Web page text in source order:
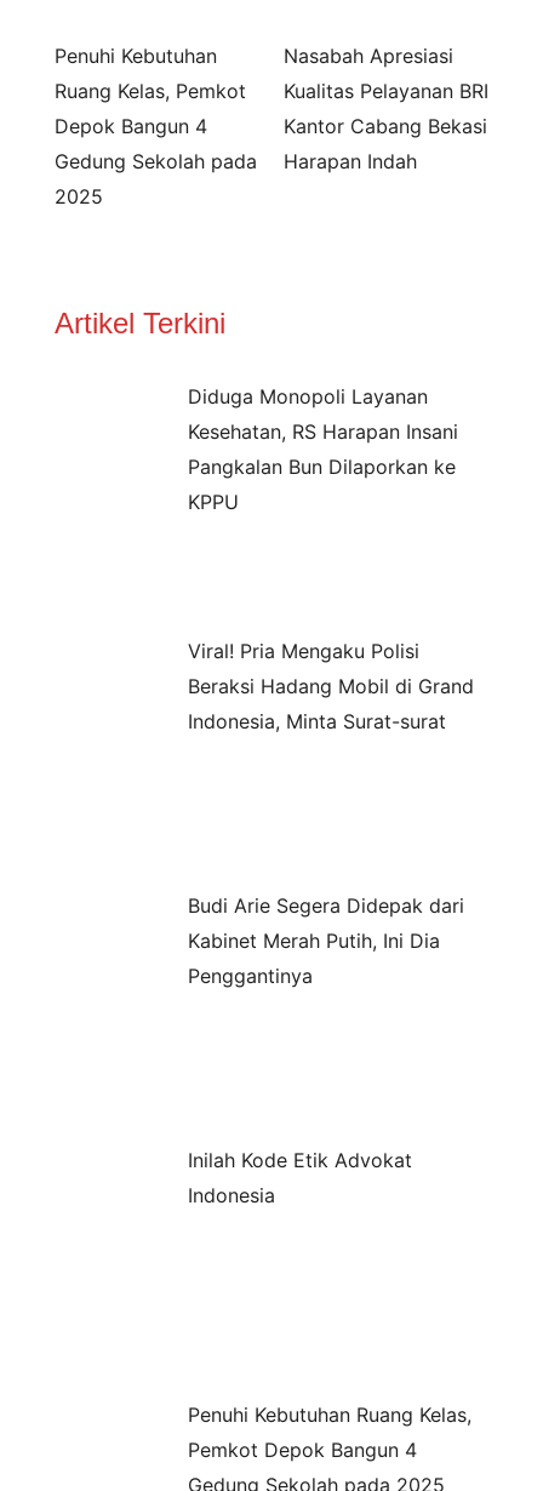
Penuhi Kebutuhan
Ruang Kelas, Pemkot
Depok Bangun 4
Gedung Sekolah pada
2025
Nasabah Apresiasi
Kualitas Pelayanan BRI
Kantor Cabang Bekasi
Harapan Indah
Artikel Terkini
Diduga Monopoli Layanan
Kesehatan, RS Harapan Insani
Pangkalan Bun Dilaporkan ke
KPPU
Viral! Pria Mengaku Polisi
Beraksi Hadang Mobil di Grand
Indonesia, Minta Surat-surat
Budi Arie Segera Didepak dari
Kabinet Merah Putih, Ini Dia
Penggantinya
Inilah Kode Etik Advokat
Indonesia
Penuhi Kebutuhan Ruang Kelas,
Pemkot Depok Bangun 4
Gedung Sekolah pada 2025